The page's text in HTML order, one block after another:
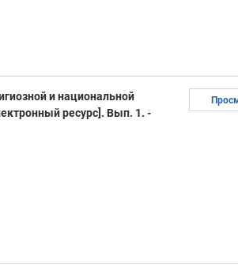
и национальной
ресурс]. Вып. 1. -